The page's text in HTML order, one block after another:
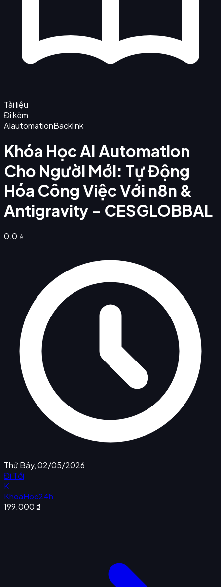
Tài liệu
Đi kèm
AIautomationBacklink
Khóa Học AI Automation
Cho Người Mới: Tự Động
Hóa Công Việc Với n8n &
Antigravity - CESGLOBBAL
0.0 ⭐
Thứ Bảy, 02/05/2026
Đi Tới
K
KhoaHoc24h
199.000 ₫